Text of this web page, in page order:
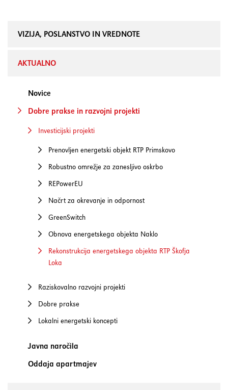
VIZIJA, POSLANSTVO IN VREDNOTE
AKTUALNO
Novice
Dobre prakse in razvojni projekti
Investicijski projekti
Prenovljen energetski objekt RTP Primskovo
Robustno omrežje za zanesljivo oskrbo
REPowerEU
Načrt za okrevanje in odpornost
GreenSwitch
Obnova energetskega objekta Naklo
Rekonstrukcija energetskega objekta RTP Škofja
Loka
Raziskovalno razvojni projekti
Dobre prakse
Lokalni energetski koncepti
Javna naročila
Oddaja apartmajev